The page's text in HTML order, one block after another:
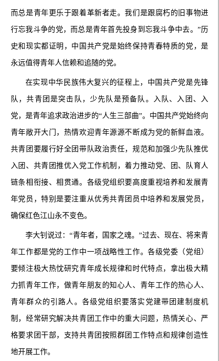
而总是青年更乐于跟着革新者走。我们是跟腐朽的旧事物进
行忘我斗争的党，而总是青年首先投身到忘我斗争中去。”历
史和现实都证明，中国共产党是始终保持青春特质的党，是
永远值得青年人信赖和追随的党。
在实现中华民族伟大复兴的征程上，中国共产党是先锋
队，共青团是突击队，少先队是预备队。入队、入团、入
党，是青年追求政治进步的“人生三部曲”。中国共产党始终向
青年敞开大门，热情欢迎青年源源不断成为党的新鲜血液。
共青团要履行好全团带队政治责任，规范和加强少先队推优
入团、共青团推优入党工作机制，着力推动党、团、队育人
链条相衔接、相贯通。各级党组织要高度重视培养和发展青
年党员，特别是要注重从优秀共青团员中培养和发展党员，
确保红色江山永不变色。
李大钊说过：“青年者，国家之魂。”过去、现在、将来青
年工作都是党的工作中一项战略性工作。各级党委（党组）
要倾注极大热忱研究青年成长规律和时代特点，拿出极大精
力抓青年工作，做青年朋友的知心人、青年工作的热心人、
青年群众的引路人。各级党组织要落实党建带团建制度机
制，经常研究解决共青团工作中的重大问题，热情关心、严
格要求团干部，支持共青团按照群团工作特点和规律创造性
地开展工作。